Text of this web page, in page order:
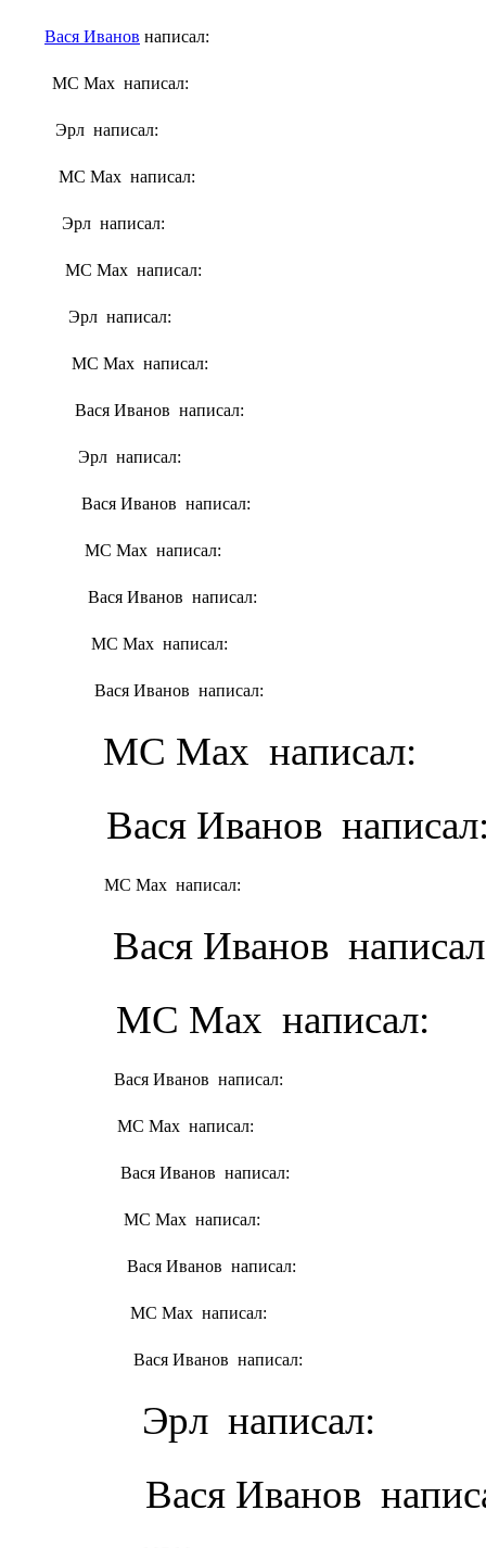
Вася Иванов написал:
MC Max написал:
Эрл написал:
MC Max написал:
Эрл написал:
MC Max написал:
Эрл написал:
MC Max написал:
Вася Иванов написал:
Эрл написал:
Вася Иванов написал:
MC Max написал:
Вася Иванов написал:
MC Max написал:
Вася Иванов написал:
MC Max написал:
Вася Иванов
MC Max написал:
Вася Иванов
MC Max написал:
Вася Иванов написал:
MC Max написал:
Вася Иванов написал:
MC Max написал:
Вася Иванов написал:
MC Max написал:
Вася Иванов написал:
Эрл написал:
Вася Иванов